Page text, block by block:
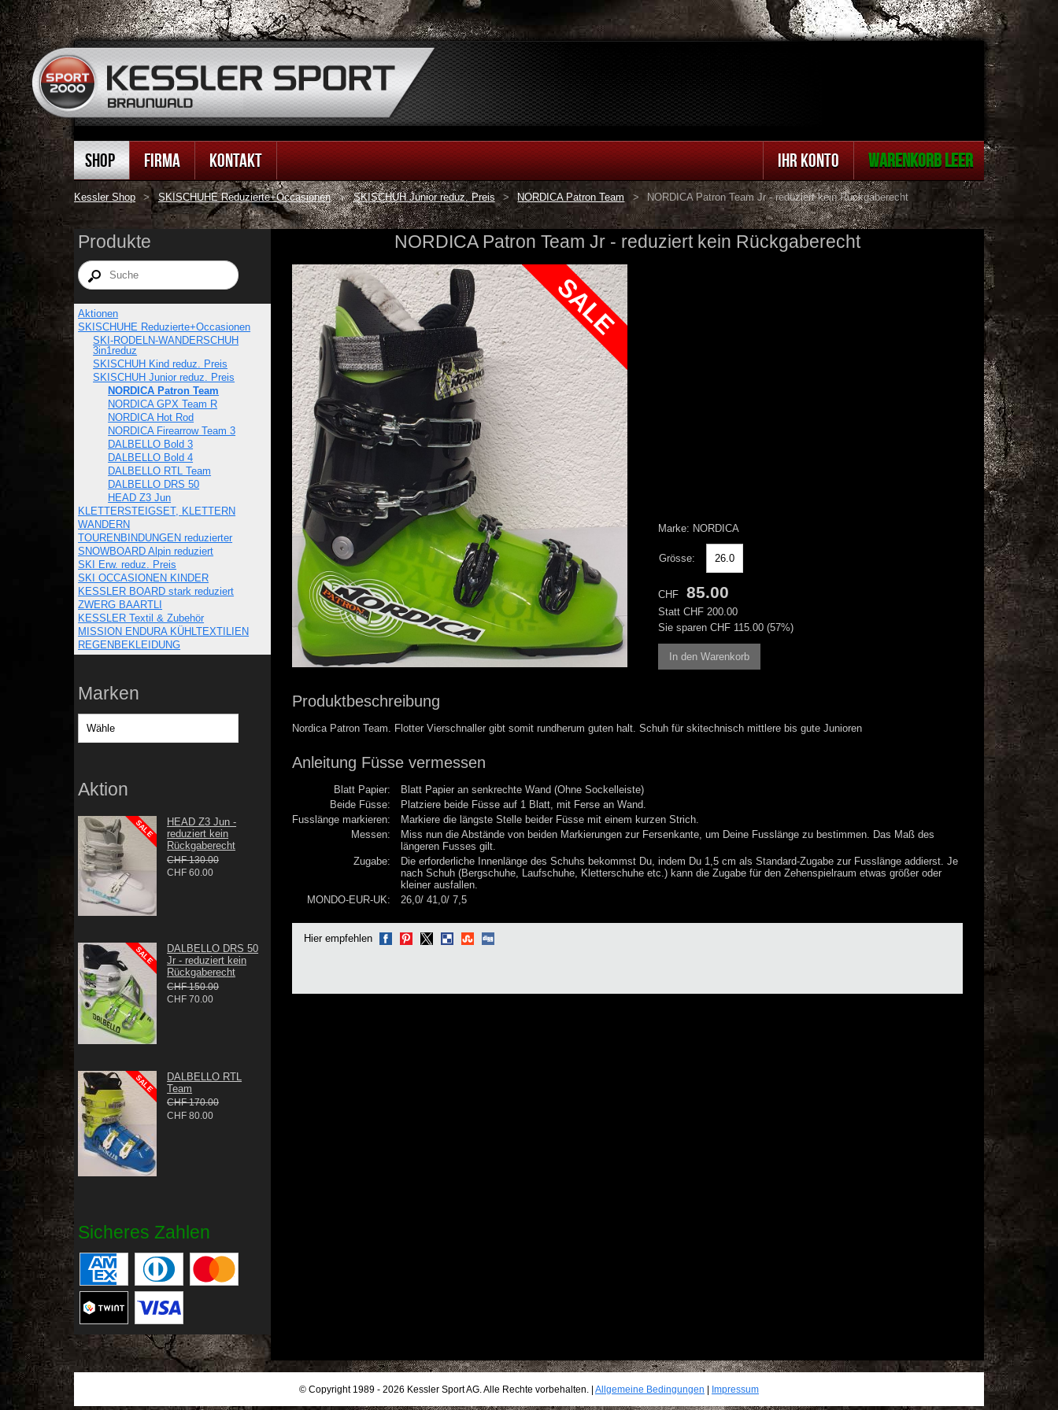
SHOP FIRMA KONTAKT IHR KONTO WARENKORB LEER
Kessler Shop > SKISCHUHE Reduzierte+Occasionen > SKISCHUH Junior reduz. Preis > NORDICA Patron Team > NORDICA Patron Team Jr - reduziert kein Rückgaberecht
Produkte
Aktionen
SKISCHUHE Reduzierte+Occasionen
SKI-RODELN-WANDERSCHUH
3in1reduz
SKISCHUH Kind reduz. Preis
SKISCHUH Junior reduz. Preis
NORDICA Patron Team
NORDICA GPX Team R
NORDICA Hot Rod
NORDICA Firearrow Team 3
DALBELLO Bold 3
DALBELLO Bold 4
DALBELLO RTL Team
DALBELLO DRS 50
HEAD Z3 Jun
KLETTERSTEIGSET, KLETTERN
WANDERN
TOURENBINDUNGEN reduzierter
SNOWBOARD Alpin reduziert
SKI Erw. reduz. Preis
SKI OCCASIONEN KINDER
KESSLER BOARD stark reduziert
ZWERG BAARTLI
KESSLER Textil & Zubehör
MISSION ENDURA KÜHLTEXTILIEN
REGENBEKLEIDUNG
Marken
Aktion
HEAD Z3 Jun -
reduziert kein
Rückgaberecht
CHF 130.00
CHF 60.00
DALBELLO DRS 50
Jr - reduziert kein
Rückgaberecht
CHF 150.00
CHF 70.00
DALBELLO RTL
Team
CHF 170.00
CHF 80.00
Sicheres Zahlen
NORDICA Patron Team Jr - reduziert kein Rückgaberecht
Marke: NORDICA
Grösse:
CHF 85.00
Statt CHF 200.00
Sie sparen CHF 115.00 (57%)
In den Warenkorb
Produktbeschreibung
Nordica Patron Team. Flotter Vierschnaller gibt somit rundherum guten halt. Schuh für skitechnisch mittlere bis gute Junioren
Anleitung Füsse vermessen
Blatt Papier:
Blatt Papier an senkrechte Wand (Ohne Sockelleiste)
Beide Füsse:
Platziere beide Füsse auf 1 Blatt, mit Ferse an Wand.
Fusslänge markieren:
Markiere die längste Stelle beider Füsse mit einem kurzen Strich.
Messen:
Miss nun die Abstände von beiden Markierungen zur Fersenkante, um Deine Fusslänge zu bestimmen. Das Maß des
längeren Fusses gilt.
Zugabe:
Die erforderliche Innenlänge des Schuhs bekommst Du, indem Du 1,5 cm als Standard-Zugabe zur Fusslänge addierst. Je
nach Schuh (Bergschuhe, Laufschuhe, Kletterschuhe etc.) kann die Zugabe für den Zehenspielraum etwas größer oder
kleiner ausfallen.
MONDO-EUR-UK:
26,0/ 41,0/ 7,5
Hier empfehlen
© Copyright 1989 - 2026 Kessler Sport AG. Alle Rechte vorbehalten. | Allgemeine Bedingungen | Impressum